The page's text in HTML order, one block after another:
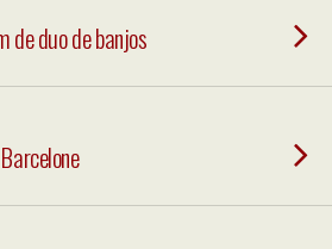
de duo de banjos